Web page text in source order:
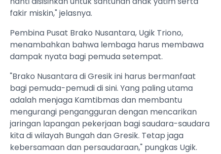
fakir miskin," jelasnya.
​Pembina Pusat Brako Nusantara, Ugik Triono,
menambahkan bahwa lembaga harus membawa
dampak nyata bagi pemuda setempat.
​"Brako Nusantara di Gresik ini harus bermanfaat
bagi pemuda-pemudi di sini. Yang paling utama
adalah menjaga Kamtibmas dan membantu
mengurangi pengangguran dengan mencarikan
jaringan lapangan pekerjaan bagi saudara-saudara
kita di wilayah Bungah dan Gresik. Tetap jaga
kebersamaan dan persaudaraan," pungkas Ugik.